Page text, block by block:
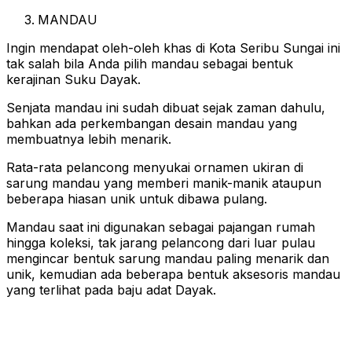
MANDAU
Ingin mendapat oleh-oleh khas di Kota Seribu Sungai ini
tak salah bila Anda pilih mandau sebagai bentuk
kerajinan Suku Dayak.
Senjata mandau ini sudah dibuat sejak zaman dahulu,
bahkan ada perkembangan desain mandau yang
membuatnya lebih menarik.
Rata-rata pelancong menyukai ornamen ukiran di
sarung mandau yang memberi manik-manik ataupun
beberapa hiasan unik untuk dibawa pulang.
Mandau saat ini digunakan sebagai pajangan rumah
hingga koleksi, tak jarang pelancong dari luar pulau
mengincar bentuk sarung mandau paling menarik dan
unik, kemudian ada beberapa bentuk aksesoris mandau
yang terlihat pada baju adat Dayak.